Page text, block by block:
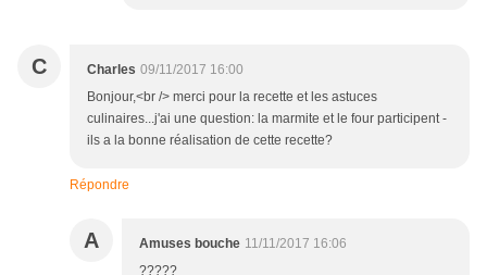
C Charles 09/11/2017 16:00
Bonjour,<br /> merci pour la recette et les astuces
culinaires...j'ai une question: la marmite et le four participent -
ils a la bonne réalisation de cette recette?
Répondre
A Amuses bouche 11/11/2017 16:06
?????